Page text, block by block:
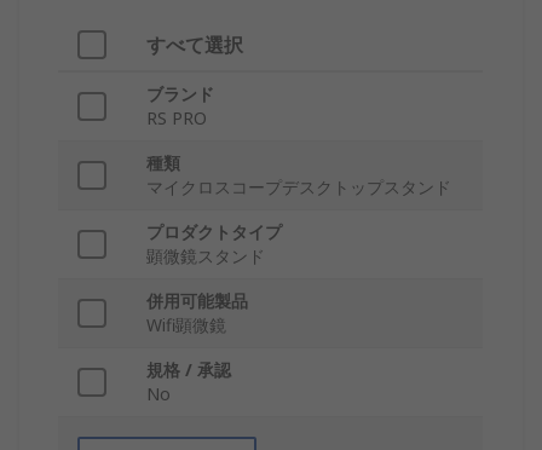
すべて選択
ブランド
RS PRO
種類
マイクロスコープデスクトップスタンド
プロダクトタイプ
顕微鏡スタンド
併用可能製品
Wifi顕微鏡
規格 / 承認
No